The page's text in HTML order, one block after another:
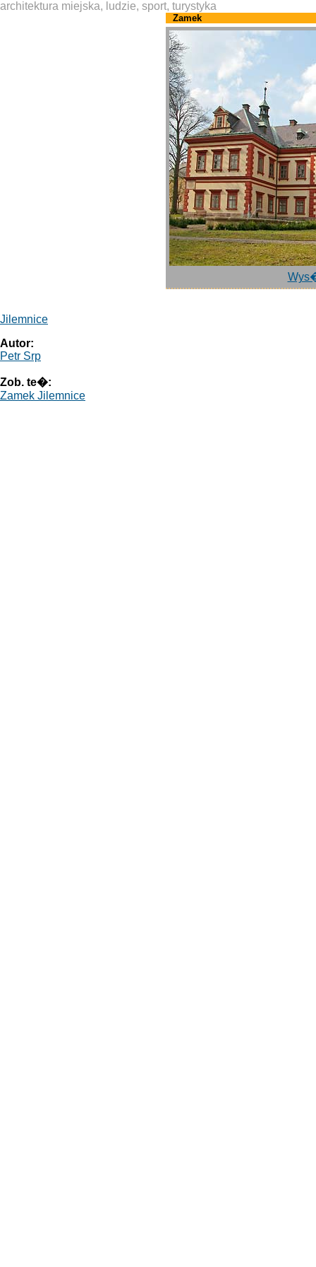
architektura miejska, ludzie, sport, turystyka
Zamek
Jilemnice
Autor:
Petr Srp
Zob. te�:
Zamek Jilemnice